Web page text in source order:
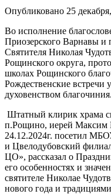
Опубликовано 25
Во исполнение
Приозерского Варнавы и
Святителя Николая
Рощинского округа,
школах Рощинского
Рождественские встречи
духовенством благочиния.
Штатный клирик храма
п.Рощино, иерей Максим
24.12.2024г. посетил
и Цвелодубовский
ЦО», рассказал о
его особенностях и
святителе Николае
нового года и